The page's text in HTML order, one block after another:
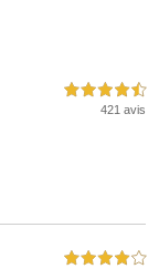
4,5 étoiles sur 5
421 avis
4,0 étoiles sur 5